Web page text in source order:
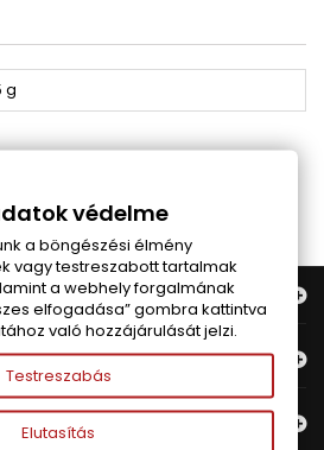
g
védelme
a böngészési élmény
vagy testreszabott tartalmak
a webhely forgalmának
elfogadása” gombra kattintva
való hozzájárulását jelzi.
Testreszabás
Elutasítás